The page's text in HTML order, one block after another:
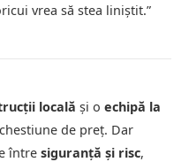
vrea să stea liniștit.”
locală și o echipă la
de preț. Dar
între siguranță și risc,